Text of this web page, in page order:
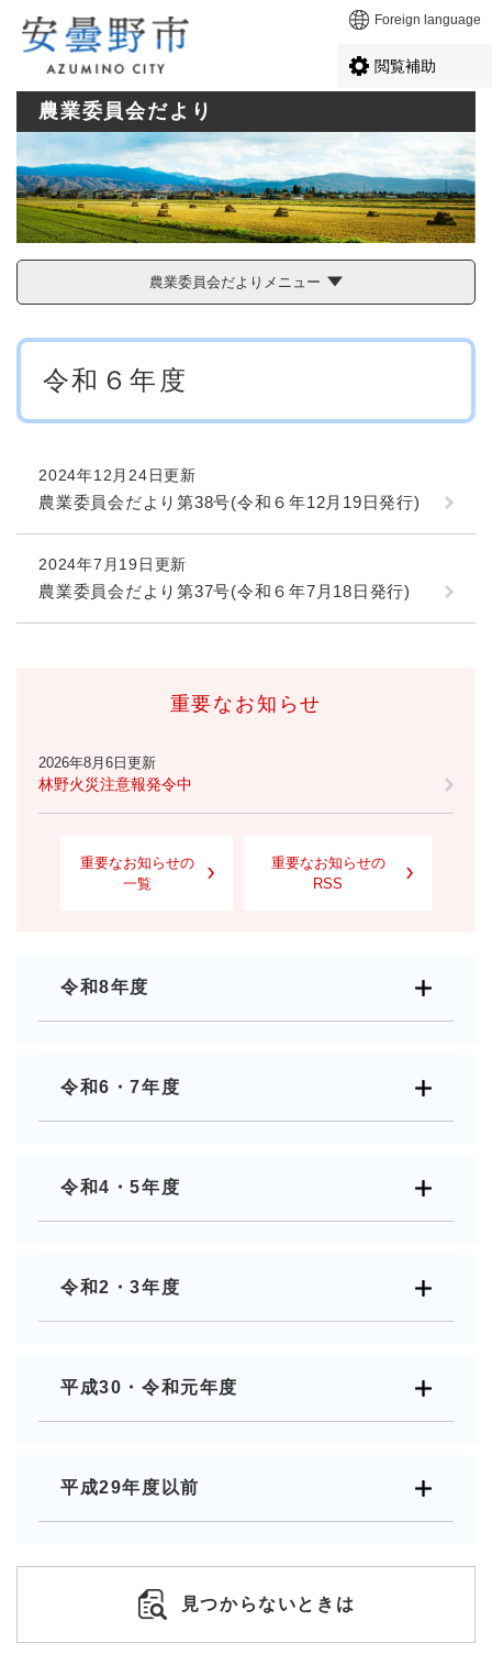
メニューを飛ばして本文へ Foreign language
閲覧補助
農業委員会だより
農業委員会だよりメニュー
本
令和６年度
2024年12月24日更新
農業委員会だより第38号(令和６年12月19日発行)
2024年7月19日更新
農業委員会だより第37号(令和６年7月18日発行)
重要なお知らせ
2026年8月6日更新
林野火災注意報発令中
重要なお知らせの
一覧
重要なお知らせの
RSS
令和8年度
令和6・7年度
令和4・5年度
令和2・3年度
平成30・令和元年度
平成29年度以前
見つからないときは